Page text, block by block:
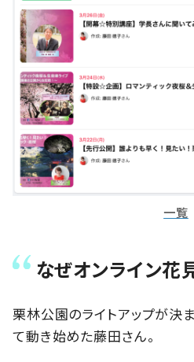
一覧
なぜオンライン花
栗林公園のライトアップが決
て動き始めた藤田さん。